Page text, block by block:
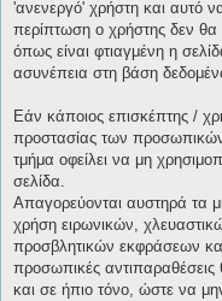
'ανενεργό' χρήστη και αυτό
περίπτωση ο χρήστης δεν θα
όπως είναι φτιαγμένη η
ασυνέπεια στη βάση
Εάν κάποιος επισκέπτης /
προστασίας των
τμήμα οφείλει να μη
σελίδα.
Απαγορεύονται αυστηρά τα
χρήση ειρωνικών,
προσβλητικών εκφράσεων
προσωπικές αντιπαραθέσεις
και σε ήπιο τόνο, ώστε να